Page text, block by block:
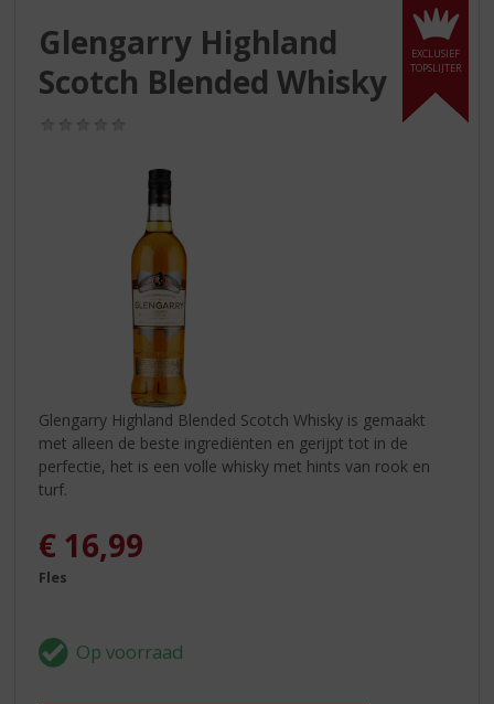
EXCLUSIEF
TOPSLIJTER
Glengarry Highland
Scotch Blended Whisky
Glengarry Highland Blended Scotch Whisky is gemaakt
met alleen de beste ingrediënten en gerijpt tot in de
perfectie, het is een volle whisky met hints van rook en
turf.
€ 16,99
Fles